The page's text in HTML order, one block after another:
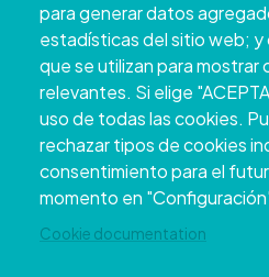
para generar datos
estadísticas del sitio web; y
que se utilizan para
relevantes. Si elige
uso de todas las cookies.
rechazar tipos de cookies
consentimiento para el
momento en
Cookie documentation
Copyright © 2026.
Pontevedra.Todos os